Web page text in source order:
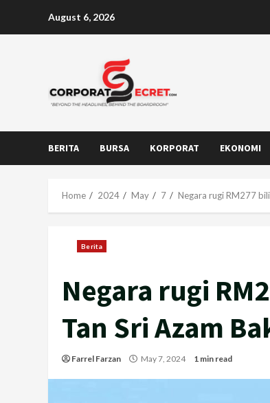
August 6, 2026
BERITA BURSA KORPORAT EKONOMI
Home 2024 May 7 Negara rugi RM277
Berita
Negara rugi
Tan Sri Azam
Farrel Farzan May 7, 2024 1 min read